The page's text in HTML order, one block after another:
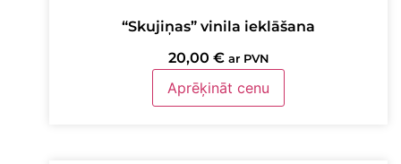
“Skujiņas” vinila ieklāšana
20,00 € ar PVN
Aprēķināt cenu